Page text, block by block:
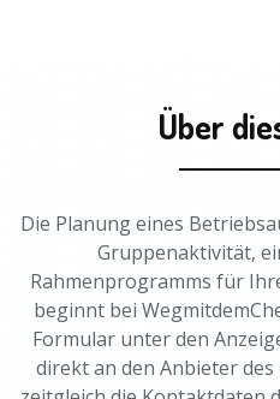
Über
Die Planung eines
Gruppenaktivität,
Rahmenprogramms für
beginnt bei
Formular unter den
direkt an den Anbieter